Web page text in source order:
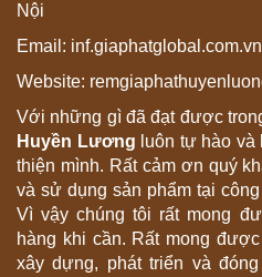
Nội
Email: inf.giaphatglobal.com.vn
Website:
Với những gì đã đạt được
Huyền Lương luôn tự hào
thiện mình. Rất cảm ơn quý
và sử dụng sản phẩm tại
Vì vậy chúng tôi rất mong
hàng khi cần. Rất mong
xây dựng, phát triển và